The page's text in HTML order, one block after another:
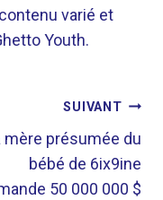
varié et
Youth.
SUIVANT
mère présumée du
bébé de 6ix9ine
50 000 000 $